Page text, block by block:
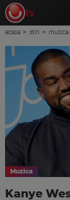
acasa stiri muzica
Muzica
Kanye